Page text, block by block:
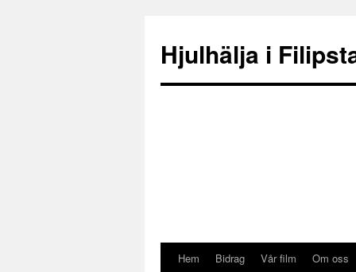
Hjulhälja i
Hem Bidrag Vår film Om oss